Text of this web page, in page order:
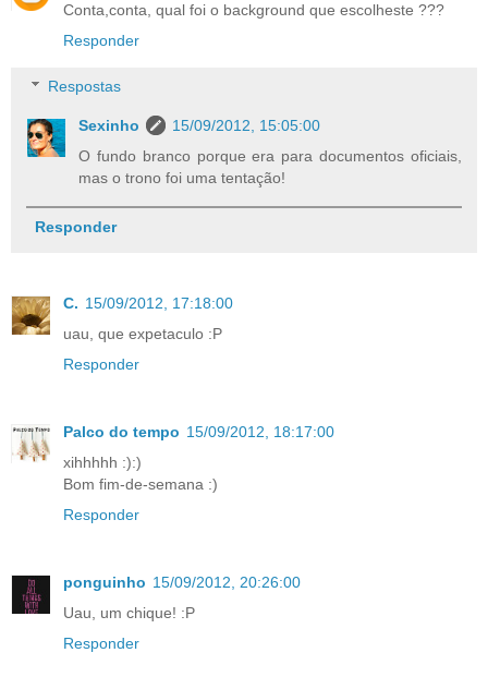
Conta,conta, qual foi o background que escolheste ???
Responder
Respostas
Sexinho
15/09/2012, 15:05:00
O fundo branco porque era para documentos oficiais,
mas o trono foi uma tentação!
Responder
C. 15/09/2012, 17:18:00
uau, que expetaculo :P
Responder
Palco do tempo 15/09/2012, 18:17:00
xihhhhh :):)
Bom fim-de-semana :)
Responder
ponguinho 15/09/2012, 20:26:00
Uau, um chique! :P
Responder